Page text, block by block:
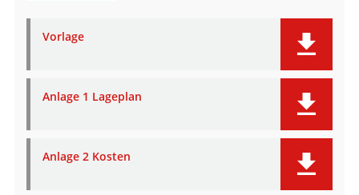
Vorlage
Anlage 1 Lageplan
Anlage 2 Kosten